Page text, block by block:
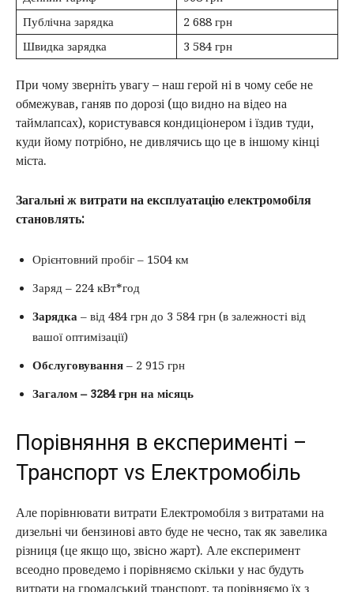
Публічна зарядка
2 688 грн
Швидка зарядка
3 584 грн
При чому зверніть увагу – наш герой ні в чому себе не
обмежував, ганяв по дорозі (що видно на відео на
таймлапсах), користувався кондиціонером і їздив туди,
куди йому потрібно, не дивлячись що це в іншому кінці
міста.
Загальні ж витрати на експлуатацію електромобіля
становлять:
Орієнтовний пробіг – 1504 км
Заряд – 224 кВт*год
Зарядка – від 484 грн до 3 584 грн (в залежності від
вашої оптимізації)
Обслуговування – 2 915 грн
Загалом – 3284 грн на місяць
Порівняння в експерименті –
Транспорт vs Електромобіль
Але порівнювати витрати Електромобіля з витратами на
дизельні чи бензинові авто буде не чесно, так як завелика
різниця (це якщо що, звісно жарт). Але експеримент
всеодно проведемо і порівняємо скільки у нас будуть
витрати на громадський транспорт, та порівняємо їх з